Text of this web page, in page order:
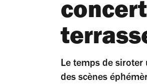
Le temps de siroter
des scènes